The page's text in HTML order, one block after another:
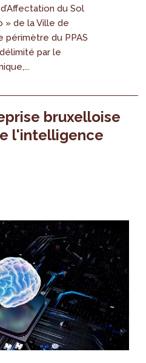
du Sol
» de la Ville de
périmètre du PPAS
par le
bruxelloise
l'intelligence